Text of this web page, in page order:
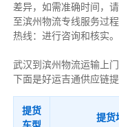
差异，如需准确时间，
至滨州物流专线服务过
热线：进行咨询和核实。
武汉到滨州物流运输上
下面是好运吉通供应链
提货
提货